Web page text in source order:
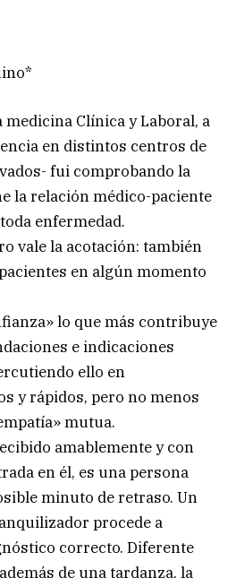
medicina Clínica y Laboral, a
en distintos centros de
fui comprobando la
la relación médico-paciente
enfermedad.
vale la acotación: también
en algún momento
lo que más contribuye
e indicaciones
ello en
y rápidos, pero no menos
mutua.
amablemente y con
en él, es una persona
minuto de retraso. Un
procede a
correcto. Diferente
de una tardanza, la